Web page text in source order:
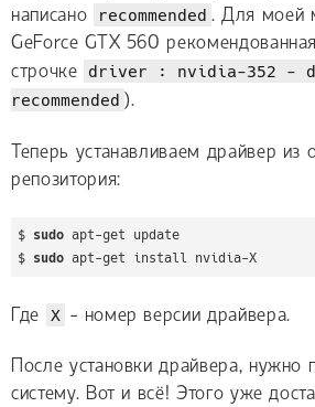
написано
recommended . Для моей
GeForce GTX 560
строчке
driver : nvidia-352 -
recommended ).
Теперь устанавливаем драйвер из
репозитория:
$ sudo apt-get update
$ sudo apt-get install nvidia-X
Где X - номер версии драйвера.
После установки драйвера, нужно
систему. Вот и всё! Этого уже